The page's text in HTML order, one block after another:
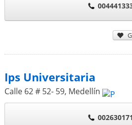
Ips Universitaria
Calle 62 # 52- 59, Medellín
002630171